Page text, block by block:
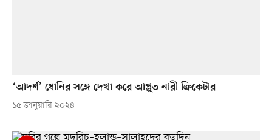
‘আদর্শ’ ধোনির সঙ্গে দেখা করে আপ্লুত নারী ক্রিকেটার
১৫ জানুয়ারি ২০২৪